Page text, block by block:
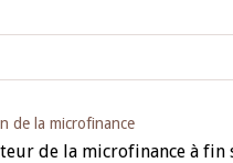
de la microfinance
de la microfinance à fin